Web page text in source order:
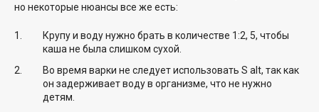
но некоторые нюансы все же есть:
Крупу и воду нужно брать в количестве 1:2, 5, чтобы
каша не была слишком сухой.
Во время варки не следует использовать S alt, так как
он задерживает воду в организме, что не нужно
детям.